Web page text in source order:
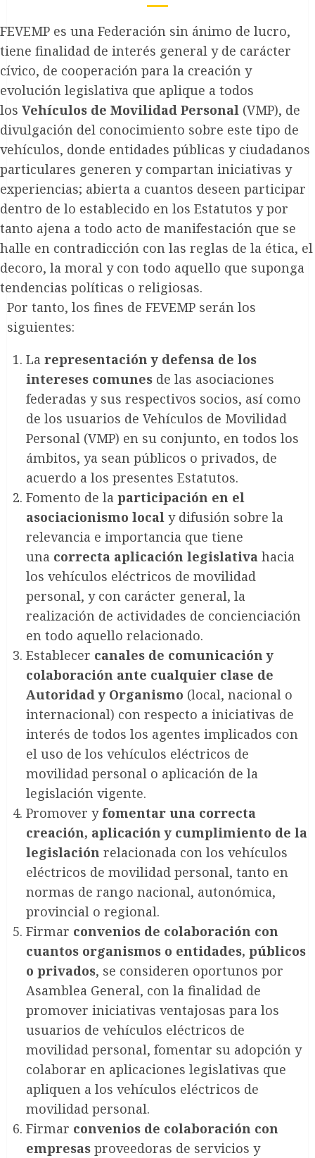
FEVEMP es una Federación sin ánimo de lucro,
tiene finalidad de interés general y de carácter
cívico, de cooperación para la creación y
evolución legislativa que aplique a todos
los Vehículos de Movilidad Personal (VMP), de
divulgación del conocimiento sobre este tipo de
vehículos, donde entidades públicas y ciudadanos
particulares generen y compartan iniciativas y
experiencias; abierta a cuantos deseen participar
dentro de lo establecido en los Estatutos y por
tanto ajena a todo acto de manifestación que se
halle en contradicción con las reglas de la ética, el
decoro, la moral y con todo aquello que suponga
tendencias políticas o religiosas.
Por tanto, los fines de FEVEMP serán los
siguientes:
La representación y defensa de los
intereses comunes de las asociaciones
federadas y sus respectivos socios, así como
de los usuarios de Vehículos de Movilidad
Personal (VMP) en su conjunto, en todos los
ámbitos, ya sean públicos o privados, de
acuerdo a los presentes Estatutos.
Fomento de la participación en el
asociacionismo local y difusión sobre la
relevancia e importancia que tiene
una correcta aplicación legislativa hacia
los vehículos eléctricos de movilidad
personal, y con carácter general, la
realización de actividades de concienciación
en todo aquello relacionado.
Establecer canales de comunicación y
colaboración ante cualquier clase de
Autoridad y Organismo (local, nacional o
internacional) con respecto a iniciativas de
interés de todos los agentes implicados con
el uso de los vehículos eléctricos de
movilidad personal o aplicación de la
legislación vigente.
Promover y fomentar una correcta
creación, aplicación y cumplimiento de la
legislación relacionada con los vehículos
eléctricos de movilidad personal, tanto en
normas de rango nacional, autonómica,
provincial o regional.
Firmar convenios de colaboración con
cuantos organismos o entidades, públicos
o privados, se consideren oportunos por
Asamblea General, con la finalidad de
promover iniciativas ventajosas para los
usuarios de vehículos eléctricos de
movilidad personal, fomentar su adopción y
colaborar en aplicaciones legislativas que
apliquen a los vehículos eléctricos de
movilidad personal.
Firmar convenios de colaboración con
empresas proveedoras de servicios y